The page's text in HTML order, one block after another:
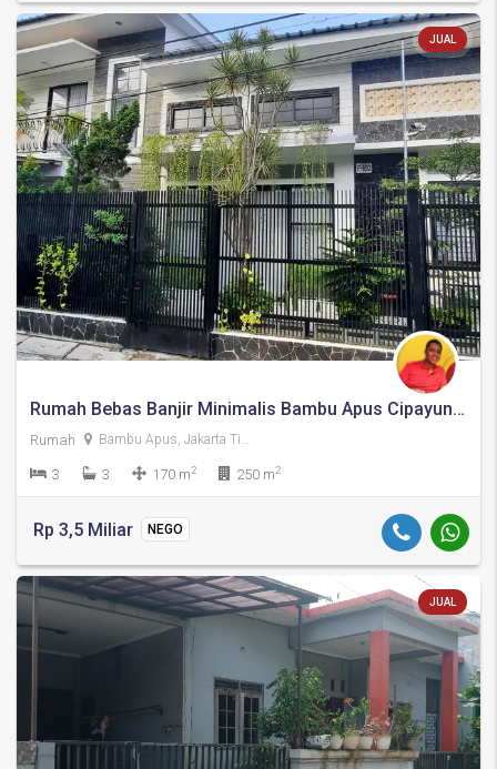
JUAL
Rumah Bebas Banjir Minimalis Bambu Apus Cipayung Jakarta Timur
Rumah Bambu Apus, Jakarta Timur
3 3 170 m2 250 m2
Rp 3,5 Miliar NEGO
JUAL